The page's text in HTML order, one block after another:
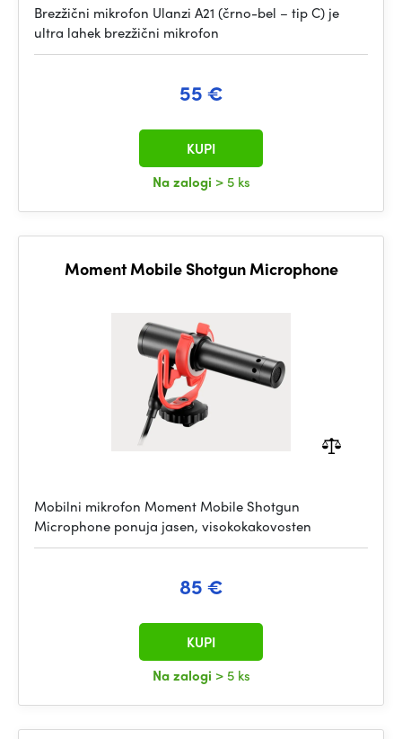
Brezžični mikrofon Ulanzi A21 (črno-bel – tip C) je
ultra lahek brezžični mikrofon
55 €
Na zalogi > 5 ks
KUPI
Moment Mobile Shotgun Microphone
Mobilni mikrofon Moment Mobile Shotgun
Microphone ponuja jasen, visokokakovosten
85 €
Na zalogi > 5 ks
KUPI